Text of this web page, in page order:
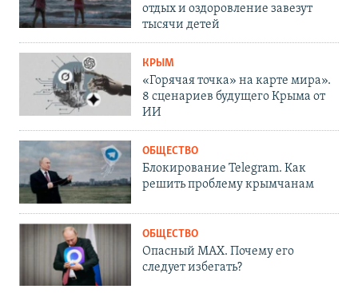
отдых и оздоровление завезут
тысячи детей
КРЫМ
«Горячая точка» на карте мира».
8 сценариев будущего Крыма от
ИИ
ОБЩЕСТВО
Блокирование Telegram. Как
решить проблему крымчанам
ОБЩЕСТВО
Опасный MAX. Почему его
следует избегать?